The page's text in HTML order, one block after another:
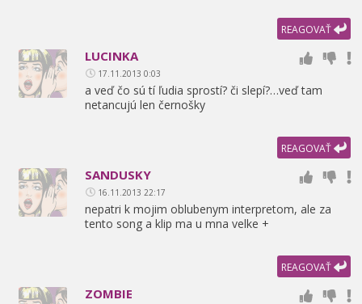
REAGOVAŤ
LUCINKA
17.11.2013 0:03
a veď čo sú tí ľudia sprostí? či slepí?…veď tam
netancujú len černošky
REAGOVAŤ
SANDUSKY
16.11.2013 22:17
nepatri k mojim oblubenym interpretom, ale za
tento song a klip ma u mna velke +
REAGOVAŤ
ZOMBIE